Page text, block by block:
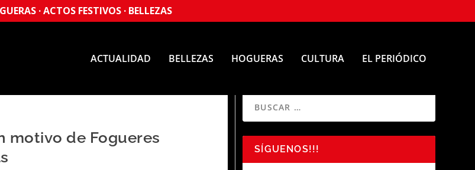
· ACTOS FESTIVOS · BELLEZAS
ACTUALIDAD BELLEZAS HOGUERAS CULTURA EL PERIÓDICO
motivo de Fogueres
SÍGUENOS!!!